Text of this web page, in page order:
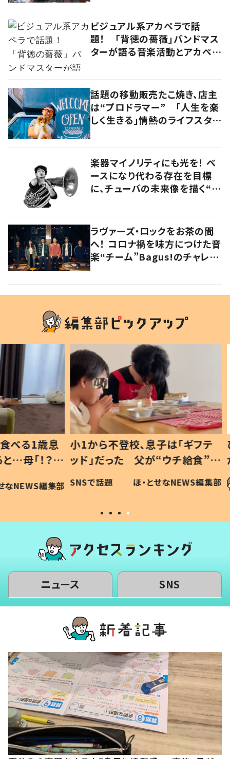
ビジュアル系アカペラで話
題！ 「背徳の薔薇」バンドマス
ターが語る音楽活動とアカペラ
話題の移動販売たこ焼き、店主
は“プロドラマー” 「人生を楽
しく生きる」情熱のライフスタイ
楽器マイノリティにも光を！ ベ
ースになり代わる存在を目標
に、チューバの未来像を描く“ブ
ラヴァーズ・ロックをお茶の間
へ！ コロナ禍を味方につけた音
楽“チーム”Bagus!のチャレン
歳息
？」
編集部
小1から不登校、息子は「ギフテ
ッド」だった 父が“ウチ給食”を
作り続ける理由とは #令和の親
#令和の子
SNSで話題 ほ・とせなNEWS編集部
ひ孫
が、抱
「涙が
い」
ニュース SNS